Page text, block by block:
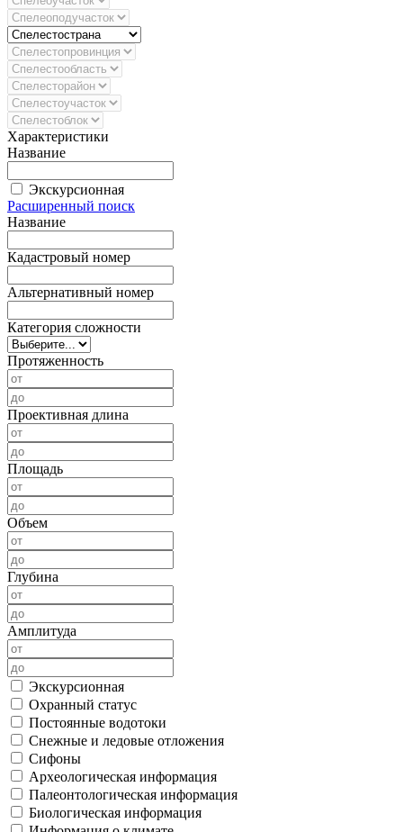
Характеристики
Название
Экскурсионная
Расширенный поиск
Название
Кадастровый номер
Альтернативный номер
Категория сложности
Протяженность
Проективная длина
Площадь
Объем
Глубина
Амплитуда
Экскурсионная
Охранный статус
Постоянные водотоки
Снежные и ледовые отложения
Сифоны
Археологическая информация
Палеонтологическая информация
Биологическая информация